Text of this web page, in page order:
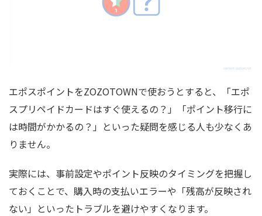
エポスポイントをZOZOTOWNで使おうとすると、「エポ
スプリペイドカードはすぐ使えるの？」「ポイント移行に
は時間がかかるの？」といった疑問を感じる人も少なくあ
りません。
実際には、事前設定やポイント反映のタイミングを把握し
ておくことで、購入時の支払いエラーや「残高が反映され
ない」といったトラブルを避けやすくなります。